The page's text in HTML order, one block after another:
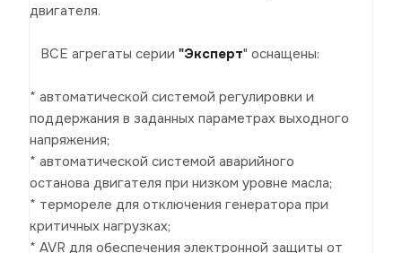
двигателя.
ВСЕ агрегаты серии "Эксперт" оснащены:
* автоматической системой регулировки и
поддержания в заданных параметрах выходного
напряжения;
* автоматической системой аварийного
останова двигателя при низком уровне масла;
* термореле для отключения генератора при
критичных нагрузках;
* AVR для обеспечения электронной защиты от